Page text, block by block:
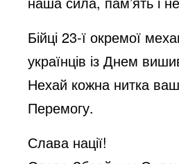
Бійці 23-ї окремої
українців із Днем
Нехай кожна нитка
Перемогу.
Слава нації!